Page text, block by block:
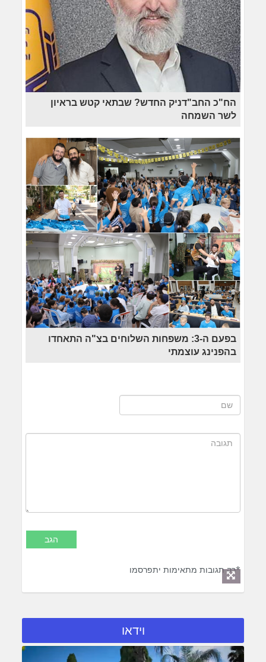
הח"כ החב"דניק החדש? שבתאי קטש בראיון
לשר השמחה
בפעם ה-3: משפחות השלוחים בצ"ה התאחדו
בהפנינג עוצמתי
*רק תגובות מתאימות יתפרסמו
וידאו